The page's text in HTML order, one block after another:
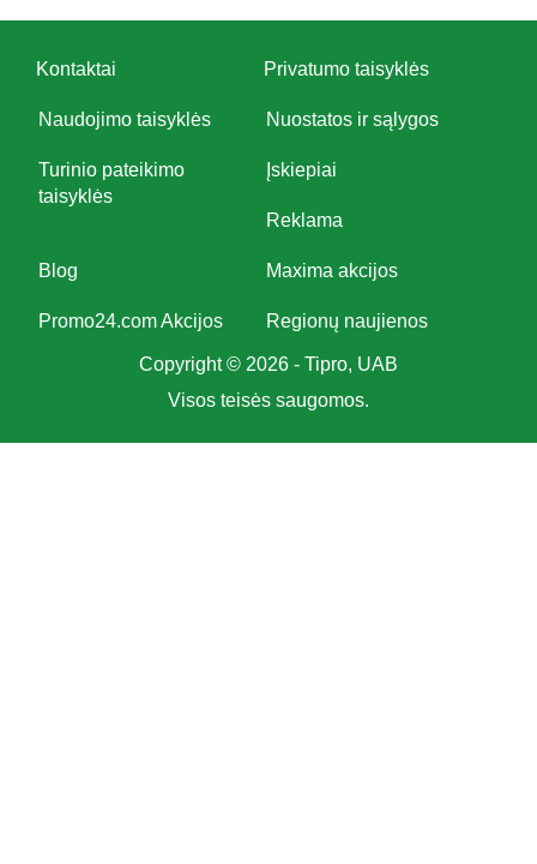
Kontaktai Privatumo taisyklės
Naudojimo taisyklės Nuostatos ir sąlygos
Turinio pateikimo
taisyklės
Įskiepiai
Reklama
Blog Maxima akcijos
Promo24.com Akcijos Regionų naujienos
Copyright © 2026 - Tipro, UAB
Visos teisės saugomos.